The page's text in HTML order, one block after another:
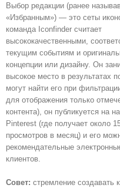
Выбор редакции (ранее
«Избранным») — это сеты
команда Iconfinder считает
высококачественными,
текущим событиям и
концепции или дизайну. Он
высокое место в результатах
могут найти его при
для отображения только
контента), он публикуется на
Pinterest (где получает около
просмотров в месяц) и его
рекомендательные
клиентов.
Совет: стремление создавать